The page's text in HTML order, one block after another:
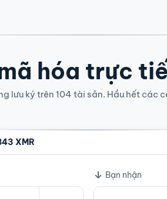
hóa trực
lưu ký trên 104 tài sản. Hầu hết các
XMR
Bạn nhận